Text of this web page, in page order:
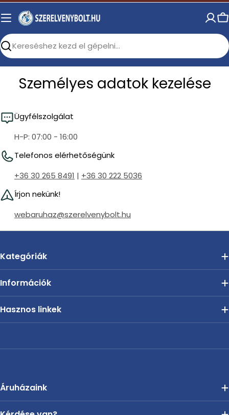
Skip
to
Search
Személyes adatok kezelése
Ügyfélszolgálat
H-P: 07:00 - 16:00
Telefonos elérhetőségünk
+36 30 265 8491 | +36 30 222 5036
Írjon nekünk!
webaruhaz@szerelvenybolt.hu
Kategóriák
Információk
Hasznos linkek
Áruházaink